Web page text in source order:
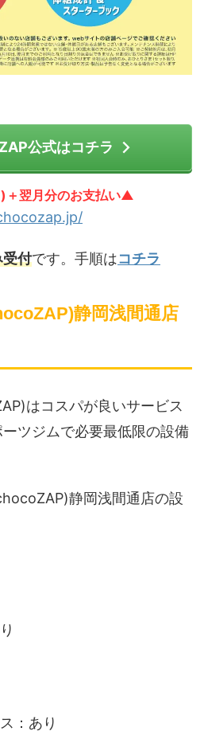
公式はコチラ
翌月分のお支払い▲
付です。手順はコチラ
静岡浅間通店
はコスパが良いサービス
ツジムで必要最低限の設備
静岡浅間通店の設
：あり